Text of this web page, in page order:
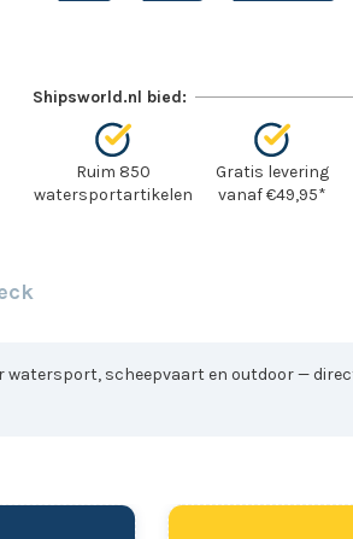
Shipsworld.nl bied:
Ruim 850
watersportartikelen
Gratis levering
vanaf €49,95*
scheepvaart en outdoor —